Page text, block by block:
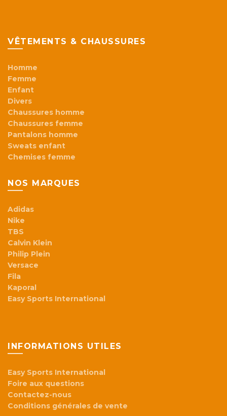
VÊTEMENTS & CHAUSSURES
Homme
Femme
Enfant
Divers
Chaussures homme
Chaussures femme
Pantalons homme
Sweats enfant
Chemises femme
NOS MARQUES
Adidas
Nike
TBS
Calvin Klein
Philip Plein
Versace
Fila
Kaporal
Easy Sports International
INFORMATIONS UTILES
Easy Sports International
Foire aux questions
Contactez-nous
Conditions générales de vente